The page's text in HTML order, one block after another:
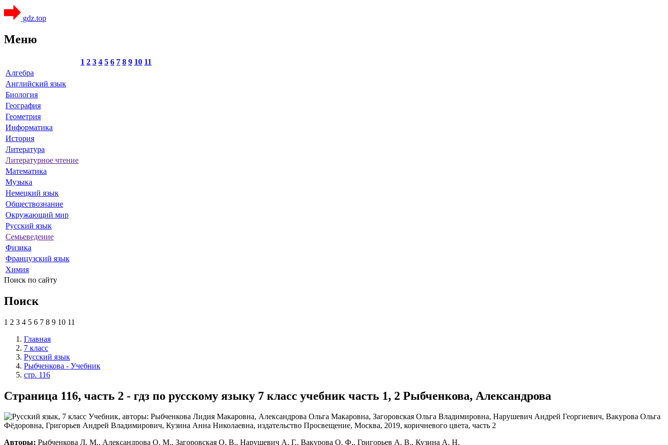
gdz.top
Меню
1 2 3 4 5 6 7 8 9 10 11
Алгебра
Английский язык
Биология
География
Геометрия
Информатика
История
Литература
Литературное чтение
Математика
Музыка
Немецкий язык
Обществознание
Окружающий мир
Русский язык
Семьеведение
Физика
Французский язык
Химия
Поиск по сайту
Поиск
1 2 3 4 5 6 7 8 9 10 11
Главная
7 класс
Русский язык
Рыбченкова - Учебник
стр. 116
Страница 116, часть 2 - гдз по русскому языку 7 класс учебник часть 1, 2 Рыбченкова, Александрова
Авторы: Рыбченкова Л. М., Александрова О. М., Загоровская О. В., Нарушевич А. Г., Вакурова О. Ф., Григорьев А. В., Кузина А. Н.